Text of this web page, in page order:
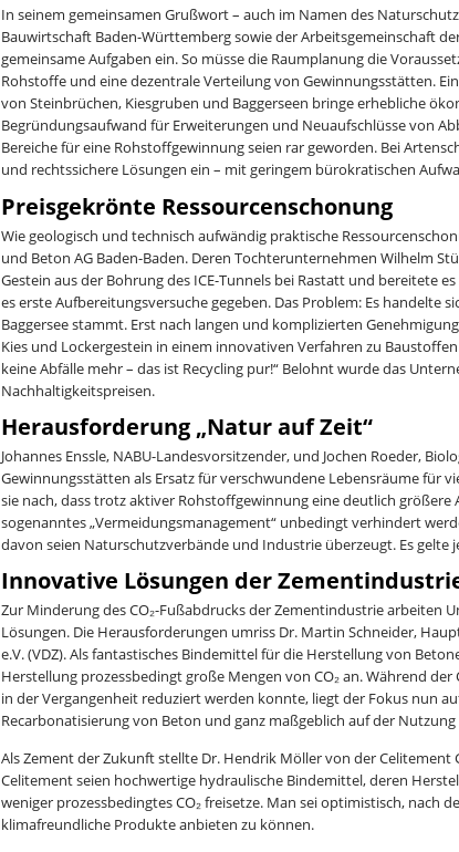
In seinem gemeinsamen Grußwort – auch im Namen des
Bauwirtschaft Baden-Württemberg sowie der Arbeitsgemeinschaft
gemeinsame Aufgaben ein. So müsse die Raumplanung die
Rohstoffe und eine dezentrale Verteilung von Gewinnungsstätten.
von Steinbrüchen, Kiesgruben und Baggerseen bringe erhebliche
Begründungsaufwand für Erweiterungen und Neuaufschlüsse von
Bereiche für eine Rohstoffgewinnung seien rar geworden. Bei
und rechtssichere Lösungen ein – mit geringem bürokratischen
Preisgekrönte Ressourcenschonung
Wie geologisch und technisch aufwändig praktische
und Beton AG Baden-Baden. Deren Tochterunternehmen Wilhelm
Gestein aus der Bohrung des ICE-Tunnels bei Rastatt und bereitete
es erste Aufbereitungsversuche gegeben. Das Problem: Es handelte
Baggersee stammt. Erst nach langen und komplizierten
Kies und Lockergestein in einem innovativen Verfahren zu
keine Abfälle mehr – das ist Recycling pur!“ Belohnt wurde das
Nachhaltigkeitspreisen.
Herausforderung „Natur auf Zeit“
Johannes Enssle, NABU-Landesvorsitzender, und Jochen Roeder,
Gewinnungsstätten als Ersatz für verschwundene Lebensräume für
sie nach, dass trotz aktiver Rohstoffgewinnung eine deutlich größere
sogenanntes „Vermeidungsmanagement“ unbedingt verhindert
davon seien Naturschutzverbände und Industrie überzeugt. Es gelte
Innovative Lösungen der
Zur Minderung des CO₂-Fußabdrucks der Zementindustrie arbeiten
Lösungen. Die Herausforderungen umriss Dr. Martin Schneider,
e.V. (VDZ). Als fantastisches Bindemittel für die Herstellung von
Herstellung prozessbedingt große Mengen von CO₂ an. Während
in der Vergangenheit reduziert werden konnte, liegt der Fokus nun
Recarbonatisierung von Beton und ganz maßgeblich auf der
Als Zement der Zukunft stellte Dr. Hendrik Möller von der Celitement
Celitement seien hochwertige hydraulische Bindemittel, deren
weniger prozessbedingtes CO₂ freisetze. Man sei optimistisch, nach
klimafreundliche Produkte anbieten zu können.